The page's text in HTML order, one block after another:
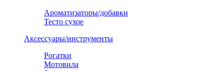
Ароматизаторы/добавки
Тесто сухое
Аксессуары/инструменты
Рогатки
Мотовила